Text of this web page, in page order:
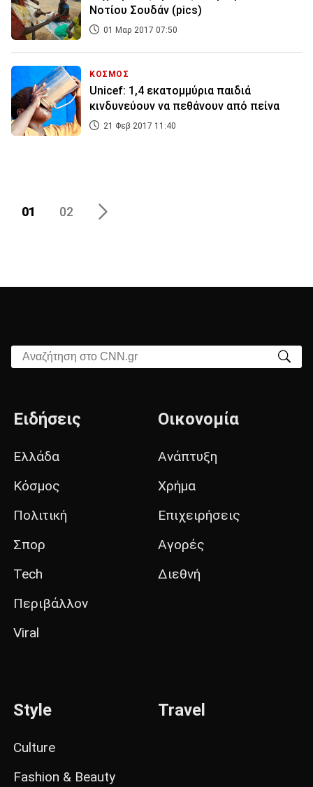
Νοτίου Σουδάν (pics)
01 Μαρ 2017 07:50
ΚΟΣΜΟΣ
Unicef: 1,4 εκατομμύρια παιδιά
κινδυνεύουν να πεθάνουν από πείνα
21 Φεβ 2017 11:40
01 02
Αναζήτηση στο CNN.gr
Ειδήσεις
Ελλάδα
Κόσμος
Πολιτική
Σπορ
Tech
Περιβάλλον
Viral
Οικονομία
Ανάπτυξη
Χρήμα
Επιχειρήσεις
Αγορές
Διεθνή
Style
Culture
Fashion & Beauty
Travel